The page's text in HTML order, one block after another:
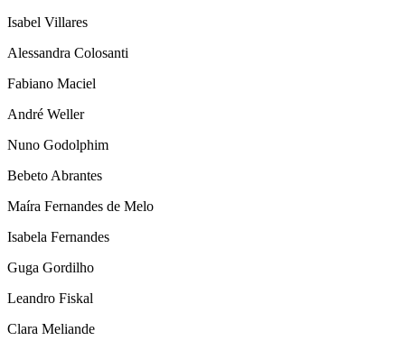
Isabel Villares
Alessandra Colosanti
Fabiano Maciel
André Weller
Nuno Godolphim
Bebeto Abrantes
Maíra Fernandes de Melo
Isabela Fernandes
Guga Gordilho
Leandro Fiskal
Clara Meliande